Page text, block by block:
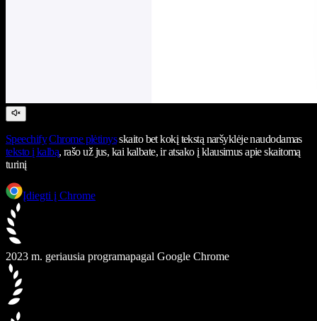
Speechify Chrome plėtinysskaito bet kokį tekstą naršyklėje naudodamas
teksto į kalbą, rašo už jus, kai kalbate, ir atsako į klausimus apie skaitomą
turinį
Įdiegti į Chrome
2023 m. geriausia programapagal Google Chrome